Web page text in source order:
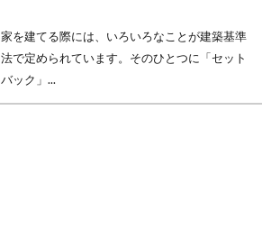
家を建てる際には、いろいろなことが建築基準
法で定められています。そのひとつに「セット
バック」...